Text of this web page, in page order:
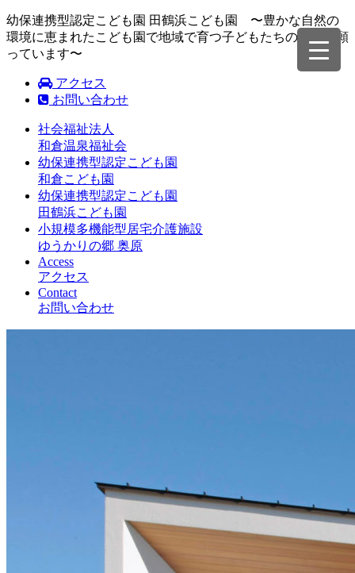
幼保連携型認定こども園 田鶴浜こども園 〜豊かな自然の
環境に恵まれたこども園で地域で育つ子どもたちの成長を願
っています〜
アクセス
お問い合わせ
社会福祉法人
和倉温泉福祉会
幼保連携型認定こども園
和倉こども園
幼保連携型認定こども園
田鶴浜こども園
小規模多機能型居宅介護施設
ゆうかりの郷 奥原
Access
アクセス
Contact
お問い合わせ